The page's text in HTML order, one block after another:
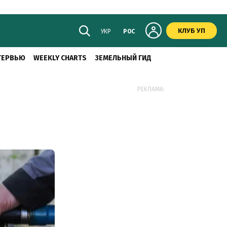
УКР РОС КЛУБ УП
WEEKLY CHARTS ЗЕМЕЛЬНЫЙ ГИД
РЕКЛАМА: